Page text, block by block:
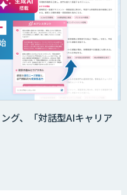
グ、「対話型AIキャリア